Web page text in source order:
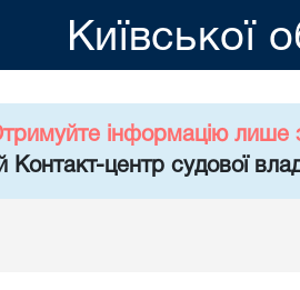
Київської
інформацію лише
Контакт-центр судової